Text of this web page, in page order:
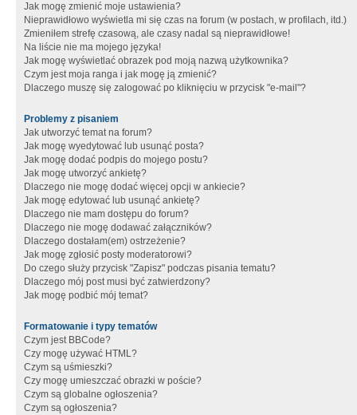
Jak mogę zmienić moje ustawienia?
Nieprawidłowo wyświetla mi się czas na forum (w postach, w profilach, itd.)
Zmieniłem strefę czasową, ale czasy nadal są nieprawidłowe!
Na liście nie ma mojego języka!
Jak mogę wyświetlać obrazek pod moją nazwą użytkownika?
Czym jest moja ranga i jak mogę ją zmienić?
Dlaczego muszę się zalogować po kliknięciu w przycisk "e-mail"?
Problemy z pisaniem
Jak utworzyć temat na forum?
Jak mogę wyedytować lub usunąć posta?
Jak mogę dodać podpis do mojego postu?
Jak mogę utworzyć ankietę?
Dlaczego nie mogę dodać więcej opcji w ankiecie?
Jak mogę edytować lub usunąć ankietę?
Dlaczego nie mam dostępu do forum?
Dlaczego nie mogę dodawać załączników?
Dlaczego dostałam(em) ostrzeżenie?
Jak mogę zgłosić posty moderatorowi?
Do czego służy przycisk "Zapisz" podczas pisania tematu?
Dlaczego mój post musi być zatwierdzony?
Jak mogę podbić mój temat?
Formatowanie i typy tematów
Czym jest BBCode?
Czy mogę używać HTML?
Czym są uśmieszki?
Czy mogę umieszczać obrazki w poście?
Czym są globalne ogłoszenia?
Czym są ogłoszenia?